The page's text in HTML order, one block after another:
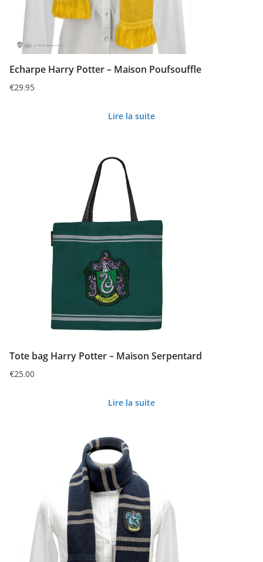
Echarpe Harry Potter – Maison Poufsouffle
€29.95
Lire la suite
Tote bag Harry Potter – Maison Serpentard
€25.00
Lire la suite